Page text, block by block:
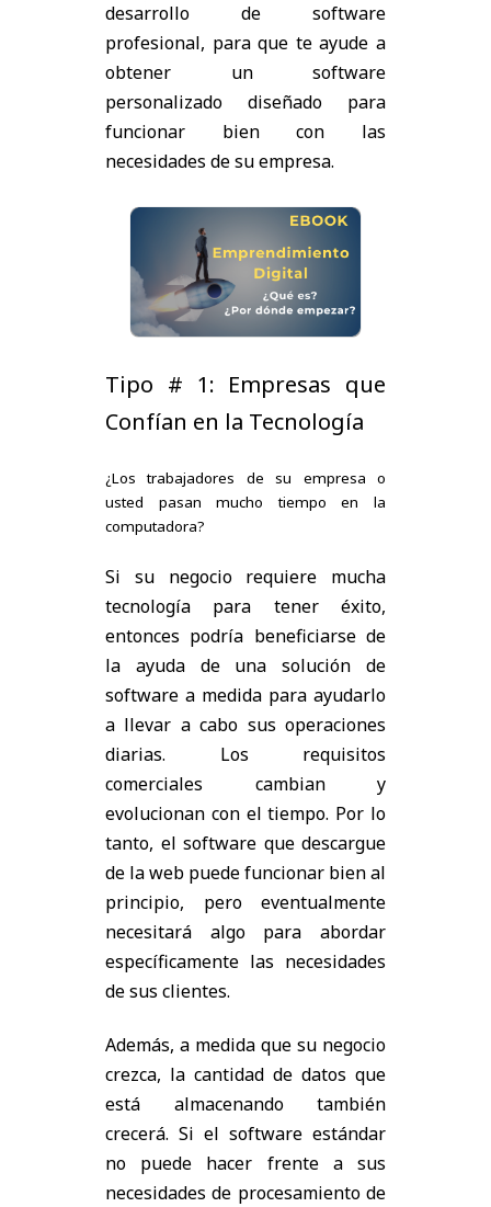
desarrollo de software
profesional, para que te ayude a
obtener un software
personalizado diseñado para
funcionar bien con las
necesidades de su empresa.
Tipo # 1: Empresas que
Confían en la Tecnología
¿Los trabajadores de su empresa o
usted pasan mucho tiempo en la
computadora?
Si su negocio requiere mucha
tecnología para tener éxito,
entonces podría beneficiarse de
la ayuda de una solución de
software a medida para ayudarlo
a llevar a cabo sus operaciones
diarias. Los requisitos
comerciales cambian y
evolucionan con el tiempo. Por lo
tanto, el software que descargue
de la web puede funcionar bien al
principio, pero eventualmente
necesitará algo para abordar
específicamente las necesidades
de sus clientes.
Además, a medida que su negocio
crezca, la cantidad de datos que
está almacenando también
crecerá. Si el software estándar
no puede hacer frente a sus
necesidades de procesamiento de